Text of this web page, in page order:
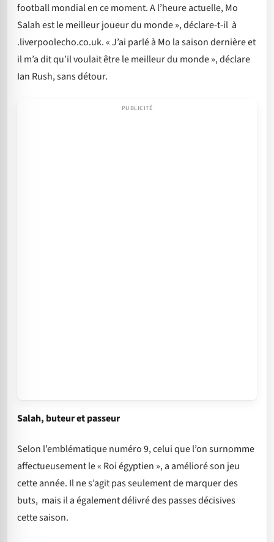
football mondial en ce moment. A l’heure actuelle, Mo
Salah est le meilleur joueur du monde », déclare-t-il à
.liverpoolecho.co.uk. « J’ai parlé à Mo la saison dernière et
il m’a dit qu’il voulait être le meilleur du monde », déclare
Ian Rush, sans détour.
Salah, buteur et passeur
Selon l’emblématique numéro 9, celui que l’on surnomme
affectueusement le « Roi égyptien », a amélioré son jeu
cette année. Il ne s’agit pas seulement de marquer des
buts, mais il a également délivré des passes décisives
cette saison.